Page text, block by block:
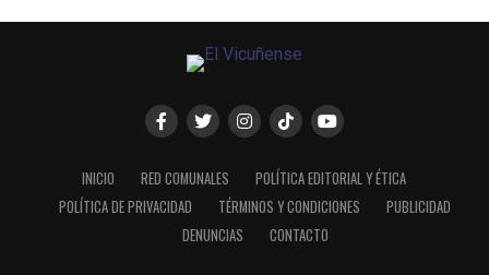
INICIO RED COMUNALES
POLÍTICA EDITORIAL Y ÉTICA
POLÍTICA DE PRIVACIDAD
TÉRMINOS Y CONDICIONES
PUBLICIDAD
DENUNCIAS
CONTACTO